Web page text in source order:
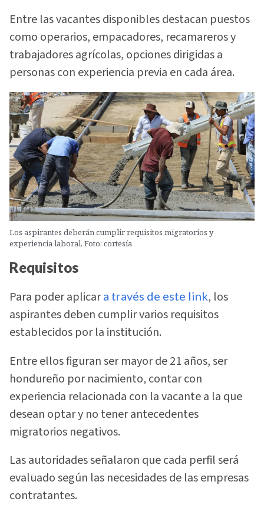
Entre las vacantes disponibles destacan puestos
como operarios, empacadores, recamareros y
trabajadores agrícolas, opciones dirigidas a
personas con experiencia previa en cada área.
Los aspirantes deberán cumplir requisitos migratorios y
experiencia laboral. Foto: cortesía
Requisitos
Para poder aplicara través de este link, los
aspirantes deben cumplir varios requisitos
establecidos por la institución.
Entre ellos figuran ser mayor de 21 años, ser
hondureño por nacimiento, contar con
experiencia relacionada con la vacante a la que
desean optar y no tener antecedentes
migratorios negativos.
Las autoridades señalaron que cada perfil será
evaluado según las necesidades de las empresas
contratantes.